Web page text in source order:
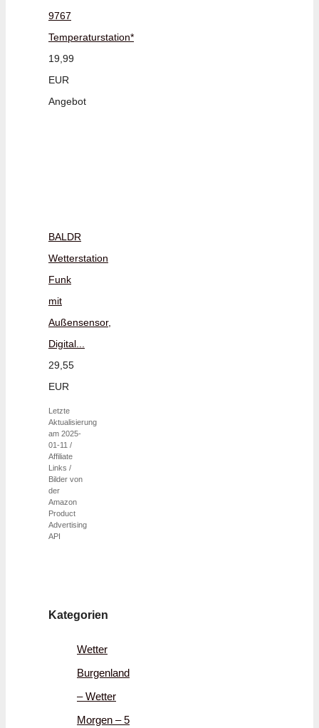
9767
Temperaturstation*
19,99
EUR
Angebot
BALDR
Wetterstation
Funk
mit
Außensensor,
Digital...
29,55
EUR
Letzte
Aktualisierung
am 2025-
01-11 /
Affiliate
Links /
Bilder von
der
Amazon
Product
Advertising
API
Kategorien
Wetter
Burgenland
– Wetter
Morgen – 5